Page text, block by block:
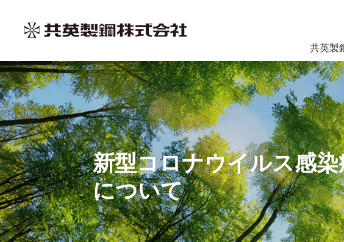
新型コロナウイルス感
について
共英製
事業紹介・製品情報
サステナビリティ
投資家情報
企業情報